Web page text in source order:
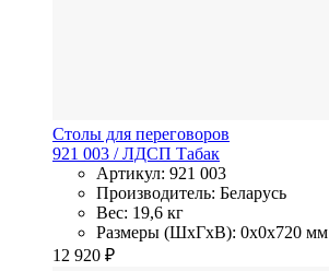
Столы для переговоров
921 003 / ЛДСП Табак
Артикул: 921 003
Производитель: Беларусь
Вес: 19,6 кг
Размеры (ШхГхВ): 0x0x720 мм
12 920 ₽